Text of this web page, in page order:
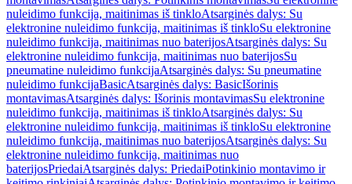
nuleidimo funkcija, maitinimas iš tinkloAtsarginės dalys: Su
elektronine nuleidimo funkcija, maitinimas iš tinkloSu elektronine
nuleidimo funkcija, maitinimas nuo baterijosAtsarginės dalys: Su
elektronine nuleidimo funkcija, maitinimas nuo baterijosSu
pneumatine nuleidimo funkcijaAtsarginės dalys: Su pneumatine
nuleidimo funkcijaBasicAtsarginės dalys: BasicIšorinis
montavimasAtsarginės dalys: Išorinis montavimasSu elektronine
nuleidimo funkcija, maitinimas iš tinkloAtsarginės dalys: Su
elektronine nuleidimo funkcija, maitinimas iš tinkloSu elektronine
nuleidimo funkcija, maitinimas nuo baterijosAtsarginės dalys: Su
elektronine nuleidimo funkcija, maitinimas nuo
baterijosPriedaiAtsarginės dalys: PriedaiPotinkinio montavimo ir